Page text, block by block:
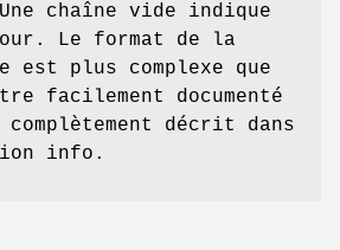
chaîne vide indique
Le format de la
est plus complexe que
facilement documenté
décrit dans
info.